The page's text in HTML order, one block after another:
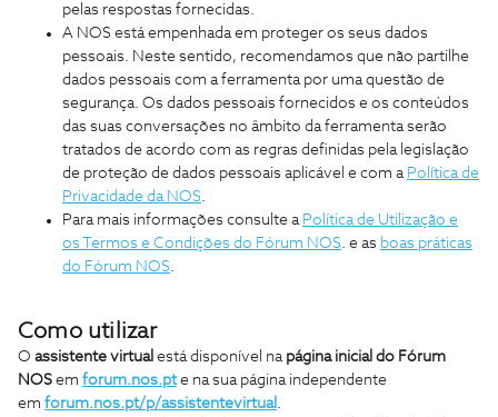
pelas respostas fornecidas.
A NOS está empenhada em proteger os seus dados
pessoais. Neste sentido, recomendamos que não partilhe
dados pessoais com a ferramenta por uma questão de
segurança. Os dados pessoais fornecidos e os conteúdos
das suas conversações no âmbito da ferramenta serão
tratados de acordo com as regras definidas pela legislação
de proteção de dados pessoais aplicável e com a Política de
Privacidade da NOS.
Para mais informações consulte a Política de Utilização e
os Termos e Condições do Fórum NOS. e as boas práticas
do Fórum NOS.
Como utilizar
O assistente virtual está disponível na página inicial do Fórum
NOS em forum.nos.pt e na sua página independente
em forum.nos.pt/p/assistentevirtual .